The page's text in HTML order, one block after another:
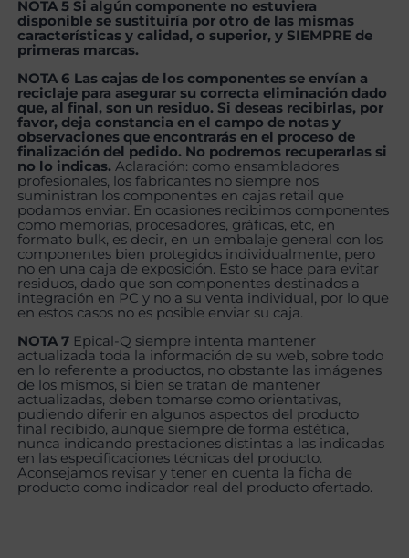
NOTA 5 Si algún componente no estuviera
disponible se sustituiría por otro de las mismas
características y calidad, o superior, y SIEMPRE de
primeras marcas.
NOTA 6 Las cajas de los componentes se envían a
reciclaje para asegurar su correcta eliminación dado
que, al final, son un residuo. Si deseas recibirlas, por
favor, deja constancia en el campo de notas y
observaciones que encontrarás en el proceso de
finalización del pedido. No podremos recuperarlas si
no lo indicas. Aclaración: como ensambladores
profesionales, los fabricantes no siempre nos
suministran los componentes en cajas retail que
podamos enviar. En ocasiones recibimos componentes
como memorias, procesadores, gráficas, etc, en
formato bulk, es decir, en un embalaje general con los
componentes bien protegidos individualmente, pero
no en una caja de exposición. Esto se hace para evitar
residuos, dado que son componentes destinados a
integración en PC y no a su venta individual, por lo que
en estos casos no es posible enviar su caja.
NOTA 7 Epical-Q siempre intenta mantener
actualizada toda la información de su web, sobre todo
en lo referente a productos, no obstante las imágenes
de los mismos, si bien se tratan de mantener
actualizadas, deben tomarse como orientativas,
pudiendo diferir en algunos aspectos del producto
final recibido, aunque siempre de forma estética,
nunca indicando prestaciones distintas a las indicadas
en las especificaciones técnicas del producto.
Aconsejamos revisar y tener en cuenta la ficha de
producto como indicador real del producto ofertado.